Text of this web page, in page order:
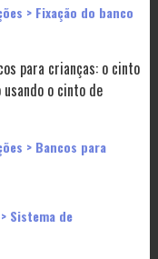
> Fixação do banco
para crianças: o cinto
usando o cinto de
> Bancos para
Sistema de